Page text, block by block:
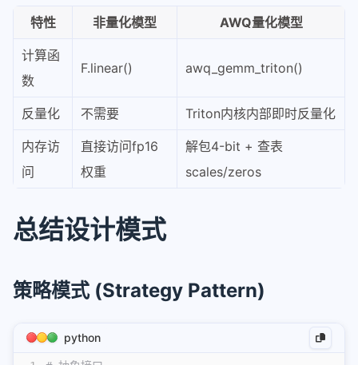
特性 非量化模型 AWQ量化模型
计算函
数
F.linear() awq_gemm_triton()
反量化 不需要 Triton内核内部即时反量化
内存访
问
直接访问fp16
权重
解包4-bit + 查表
scales/zeros
总结设计模式
策略模式 (Strategy Pattern)
python